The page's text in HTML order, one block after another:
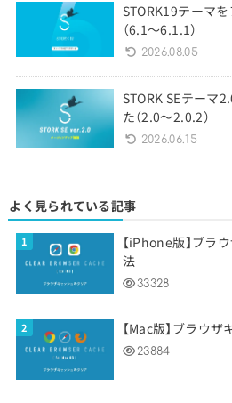
STORK19テーマ
（6.1〜6.1.1）
2026.08.05
STORK SEテーマ
た（2.0〜2.0.2）
2026.06.15
よく見られている記事
【iPhone版】ブラ
法
33328
【Mac版】ブラウ
23884